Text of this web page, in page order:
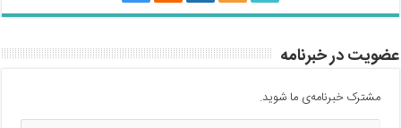
عضویت در خبرنامه
مشترک خبرنامه‌ی ما شوید.